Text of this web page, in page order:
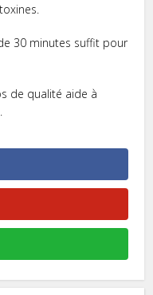
30 minutes suffit pour
de qualité aide à